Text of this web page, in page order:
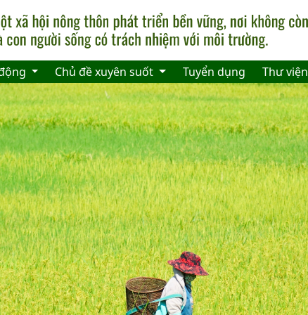
Chủ đề xuyên suốt Tuyển dụng Thư viện